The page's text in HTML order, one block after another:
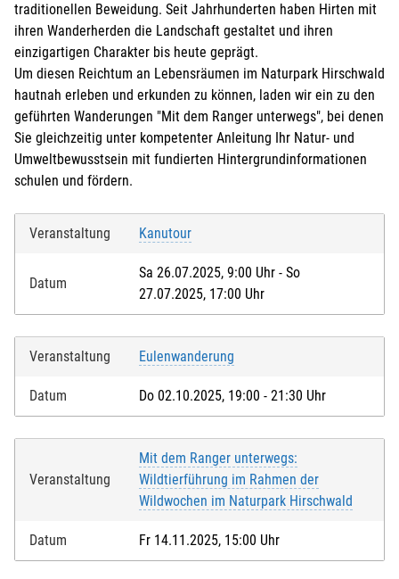
traditionellen Beweidung. Seit Jahrhunderten haben Hirten mit
ihren Wanderherden die Landschaft gestaltet und ihren
einzigartigen Charakter bis heute geprägt.
Um diesen Reichtum an Lebensräumen im Naturpark Hirschwald
hautnah erleben und erkunden zu können, laden wir ein zu den
geführten Wanderungen "Mit dem Ranger unterwegs", bei denen
Sie gleichzeitig unter kompetenter Anleitung Ihr Natur- und
Umweltbewusstsein mit fundierten Hintergrundinformationen
schulen und fördern.
Veranstaltung Kanutour
Datum
Sa 26.07.2025, 9:00 Uhr - So
27.07.2025, 17:00 Uhr
Veranstaltung Eulenwanderung
Datum Do 02.10.2025, 19:00 - 21:30 Uhr
Veranstaltung
Mit dem Ranger unterwegs:
Wildtierführung im Rahmen der
Wildwochen im Naturpark Hirschwald
Datum Fr 14.11.2025, 15:00 Uhr